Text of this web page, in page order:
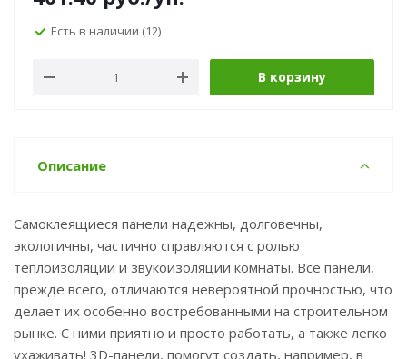
Есть в наличии (12)
В корзину
Описание
Самоклеящиеся панели надежны, долговечны,
экологичны, частично справляются с ролью
теплоизоляции и звукоизоляции комнаты. Все панели,
прежде всего, отличаются невероятной прочностью, что
делает их особенно востребованными на строительном
рынке. С ними приятно и просто работать, а также легко
ухаживать! 3D-панели, помогут создать, например, в